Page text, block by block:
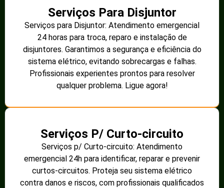
Serviços Para Disjuntor
Serviços para Disjuntor: Atendimento emergencial
24 horas para troca, reparo e instalação de
disjuntores. Garantimos a segurança e eficiência do
sistema elétrico, evitando sobrecargas e falhas.
Profissionais experientes prontos para resolver
qualquer problema. Ligue agora!
Serviços P/ Curto-circuito
Serviços p/ Curto-circuito: Atendimento
emergencial 24h para identificar, reparar e prevenir
curtos-circuitos. Proteja seu sistema elétrico
contra danos e riscos, com profissionais qualificados